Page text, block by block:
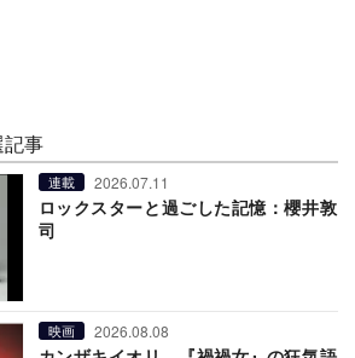
記事
連載 2026.07.11
ロックスターと過ごした記憶：櫻井敦
司
映画 2026.08.08